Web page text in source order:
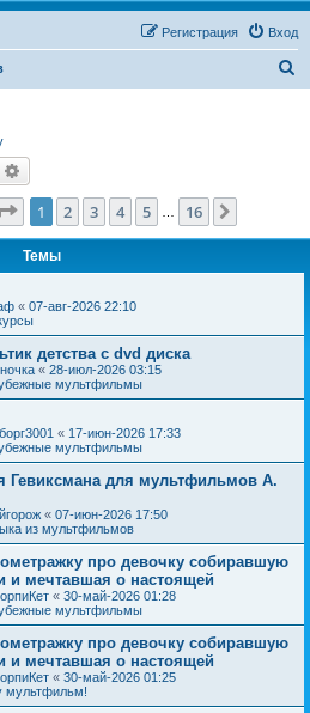
Вход
Регистрация
Страница из 16
1 2 3 4 5 16
Темы
« 07-авг-2026 22:10
детства с dvd диска
« 28-июл-2026 03:15
мультфильмы
« 17-июн-2026 17:33
мультфильмы
Гевиксмана для мультфильмов А.
« 07-июн-2026 17:50
из мультфильмов
про девочку собиравшую
и мечтавшая о настоящей
« 30-май-2026 01:28
мультфильмы
про девочку собиравшую
и мечтавшая о настоящей
« 30-май-2026 01:25
мультфильм!